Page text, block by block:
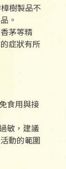
樹製品不
。
茅等精
症狀有所
食用與接
敏，建議
動的範圍